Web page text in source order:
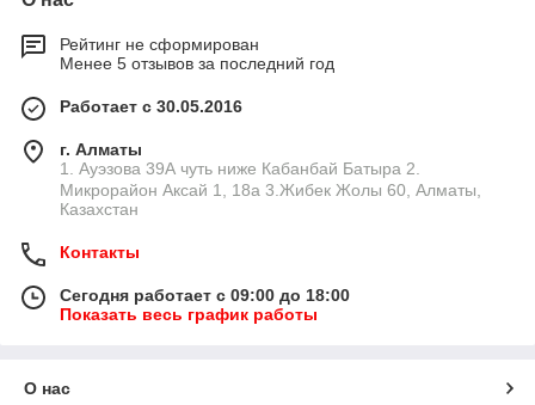
Рейтинг не сформирован
Менее 5 отзывов за последний год
Работает с 30.05.2016
г. Алматы
1. Ауэзова 39А чуть ниже Кабанбай Батыра ㅤㅤㅤㅤㅤㅤㅤㅤㅤㅤㅤㅤㅤㅤ2. ​
Микрорайон Аксай 1, 18а 3.Жибек Жолы 60, Алматы,
Казахстан
Контакты
Сегодня работает с 09:00 до 18:00
Показать весь график работы
О нас